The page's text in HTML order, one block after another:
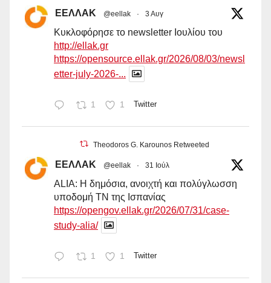
ΕΕΛΛΑΚ @eellak · 3 Αυγ
Κυκλοφόρησε το newsletter Ιουλίου του
http://ellak.gr
https://opensource.ellak.gr/2026/08/03/newsl
etter-july-2026-...
1 1 Twitter
Theodoros G. Karounos Retweeted
ΕΕΛΛΑΚ @eellak · 31 Ιούλ
ALIA: Η δημόσια, ανοιχτή και πολύγλωσση
υποδομή ΤΝ της Ισπανίας
https://opengov.ellak.gr/2026/07/31/case-
study-alia/
1 1 Twitter